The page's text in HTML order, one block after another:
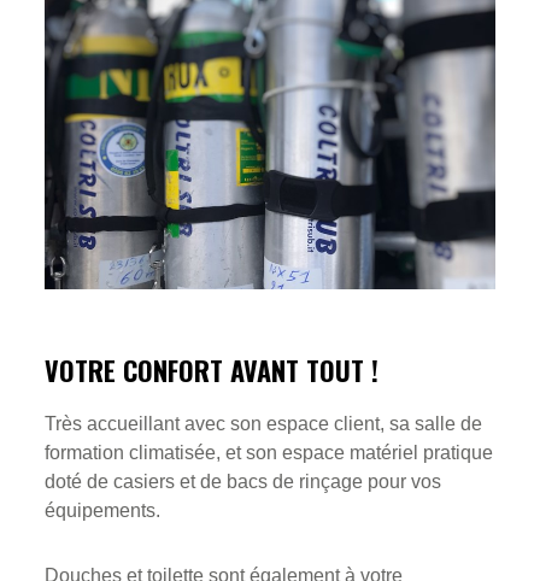
VOTRE CONFORT AVANT TOUT !
Très accueillant avec son espace client, sa salle de
formation climatisée, et son espace matériel pratique
doté de casiers et de bacs de rinçage pour vos
équipements.
Douches et toilette sont également à votre